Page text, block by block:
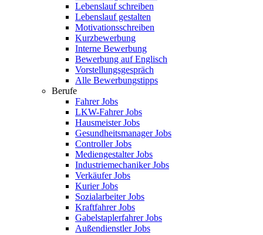
Lebenslauf schreiben
Lebenslauf gestalten
Motivationsschreiben
Kurzbewerbung
Interne Bewerbung
Bewerbung auf Englisch
Vorstellungsgespräch
Alle Bewerbungstipps
Berufe
Fahrer Jobs
LKW-Fahrer Jobs
Hausmeister Jobs
Gesundheitsmanager Jobs
Controller Jobs
Mediengestalter Jobs
Industriemechaniker Jobs
Verkäufer Jobs
Kurier Jobs
Sozialarbeiter Jobs
Kraftfahrer Jobs
Gabelstaplerfahrer Jobs
Außendienstler Jobs